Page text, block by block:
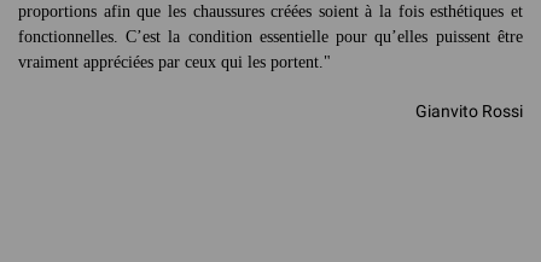
proportions afin que les chaussures créées soient à la fois esthétiques et
fonctionnelles. C’est la condition essentielle pour qu’elles puissent être
vraiment appréciées par ceux qui les portent."
Gianvito Rossi